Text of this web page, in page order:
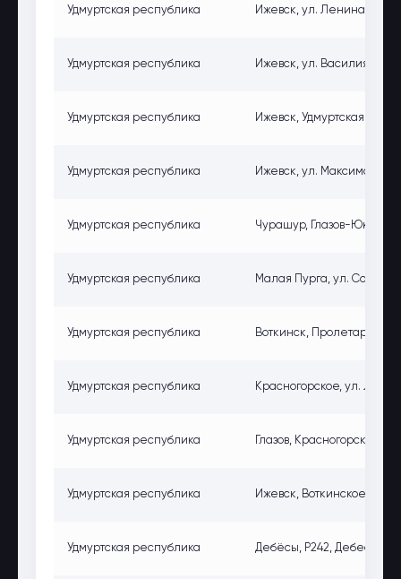
Удмуртская республика Ижевск, ул. Ленина, 186,
Удмуртская республика Ижевск, ул. Василия
Удмуртская республика Ижевск, Удмуртская ул.,
Удмуртская республика Ижевск, ул. Максима
Удмуртская республика Чурашур, Глазов-
Удмуртская республика Малая Пурга, ул.
Удмуртская республика Воткинск, Пролетарская
Удмуртская республика Красногорское, ул.
Удмуртская республика Глазов, Красногорский
Удмуртская республика Ижевск, Воткинское ш.,
Удмуртская республика Дебёсы, Р242, Дебесы,